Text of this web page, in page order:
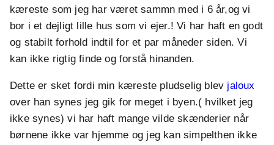
kæreste som jeg har været sammn med i 6 år,og vi
bor i et dejligt lille hus som vi ejer.! Vi har haft en godt
og stabilt forhold indtil for et par måneder siden. Vi
kan ikke rigtig finde og forstå hinanden.
Dette er sket fordi min kæreste pludselig blev jaloux
over han synes jeg gik for meget i byen.( hvilket jeg
ikke synes) vi har haft mange vilde skænderier når
børnene ikke var hjemme og jeg kan simpelthen ikke